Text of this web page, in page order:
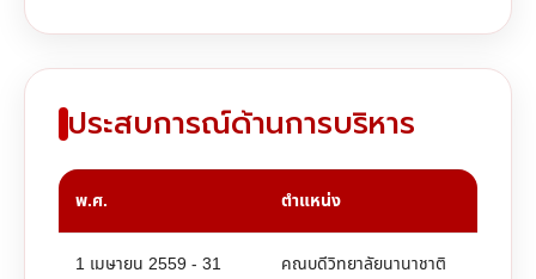
ประสบการณ์ด้านการบริหาร
พ.ศ. ตำแหน่ง
1 เมษายน 2559 - 31 คณบดีวิทยาลัยนานาชาติ